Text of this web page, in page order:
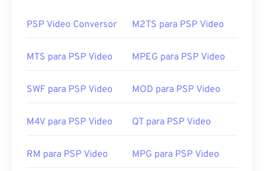
noMPV player.
arquivo usando um dos seguintes métodos. No
seguindo estasinstruções. Renomear o arquivo
players que podem funcionar são
VLC media player
Eltima Elmedia Player
Microsoft Windows Media
PlayerXtreme Media Player.
PSP Video Conversor M2TS para PSP Video
MTS para PSP Video MPEG para PSP Video
SWF para PSP Video MOD para PSP Video
M4V para PSP Video QT para PSP Video
RM para PSP Video MPG para PSP Video